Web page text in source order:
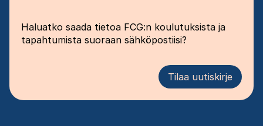
Haluatko saada tietoa FCG:n koulutuksista ja
tapahtumista suoraan sähköpostiisi?
Tilaa uutiskirje